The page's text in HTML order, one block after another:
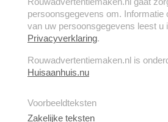
persoonsgegevens om. Informatie
van uw persoonsgegevens leest u
Privacyverklaring.
Rouwadvertentiemaken.nl is
Huisaanhuis.nu
Voorbeeldteksten
Zakelijke teksten